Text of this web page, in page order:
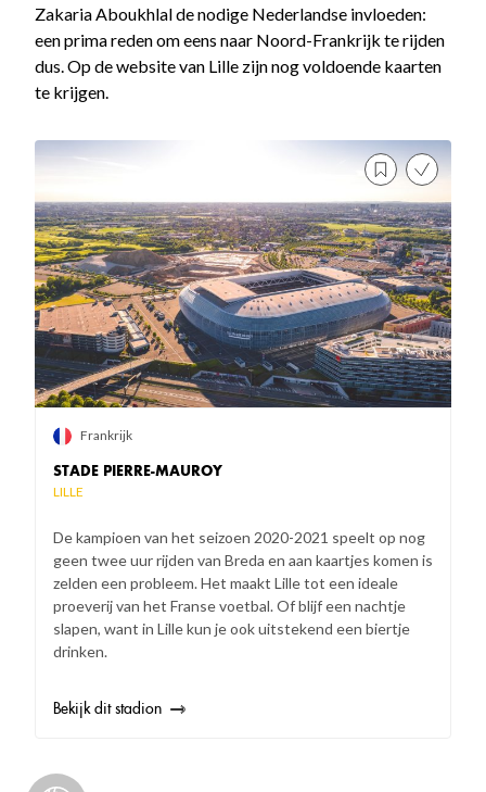
Zakaria Aboukhlal de nodige Nederlandse invloeden:
een prima reden om eens naar Noord-Frankrijk te rijden
dus. Op de website van Lille zijn nog voldoende kaarten
te krijgen.
STADE PIERRE-MAUROY
LILLE
De kampioen van het seizoen 2020-2021 speelt op nog
geen twee uur rijden van Breda en aan kaartjes komen is
zelden een probleem. Het maakt Lille tot een ideale
proeverij van het Franse voetbal. Of blijf een nachtje
slapen, want in Lille kun je ook uitstekend een biertje
drinken.
Frankrijk
Bekijk dit stadion